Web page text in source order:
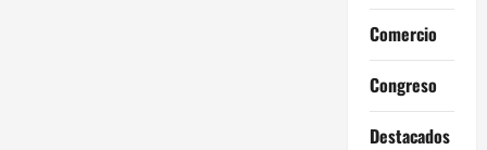
Comercio
Congreso
Destacados